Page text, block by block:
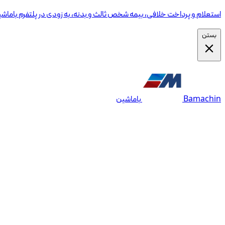
استعلام و پرداخت خلافی، بیمه شخص ثالث و بدنه، به زودی در پلتفرم
بستن
Bamachin باماشین